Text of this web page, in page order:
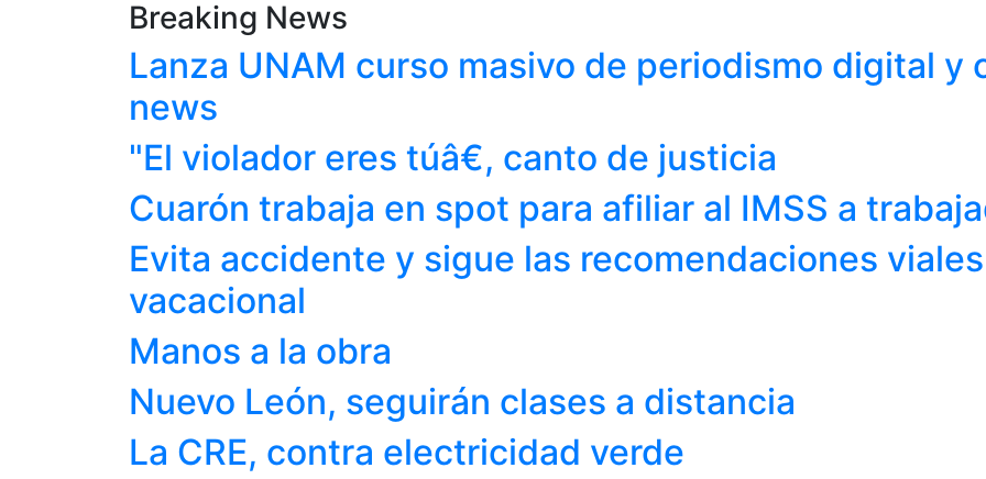
Breaking News
Lanza UNAM curso masivo de periodismo digital y
news
"El violador eres túâ€, canto de justicia
Cuarón trabaja en spot para afiliar al IMSS a
Evita accidente y sigue las recomendaciones
vacacional
Manos a la obra
Nuevo León, seguirán clases a distancia
La CRE, contra electricidad verde